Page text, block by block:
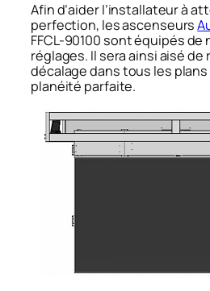
Afin d’aider l’installateur à
perfection, les ascenseurs
FFCL-90100 sont équipés
réglages. Il sera ainsi aisé
décalage dans tous les
planéité parfaite.